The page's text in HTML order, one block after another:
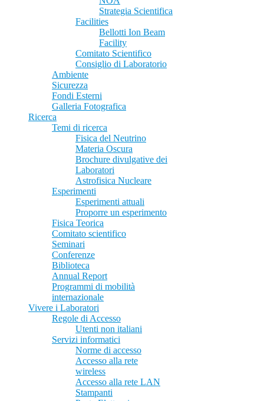
Strategia Scientifica
Facilities
Bellotti Ion Beam
Facility
Comitato Scientifico
Consiglio di Laboratorio
Ambiente
Sicurezza
Fondi Esterni
Galleria Fotografica
Ricerca
Temi di ricerca
Fisica del Neutrino
Materia Oscura
Brochure divulgative dei
Laboratori
Astrofisica Nucleare
Esperimenti
Esperimenti attuali
Proporre un esperimento
Fisica Teorica
Comitato scientifico
Seminari
Conferenze
Biblioteca
Annual Report
Programmi di mobilità
internazionale
Vivere i Laboratori
Regole di Accesso
Utenti non italiani
Servizi informatici
Norme di accesso
Accesso alla rete
wireless
Accesso alla rete LAN
Stampanti